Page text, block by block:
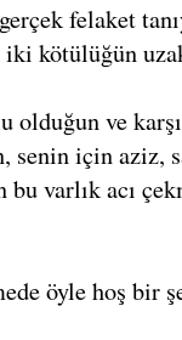
felaket
kötülüğün
olduğun ve
senin için aziz,
varlık acı
öyle hoş bir